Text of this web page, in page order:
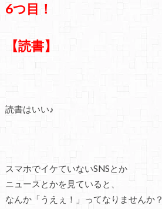
6つ目！
【読書】
読書はいい♪
スマホでイケていないSNSとか
ニュースとかを見ていると、
なんか「うえぇ！」ってなりませんか？